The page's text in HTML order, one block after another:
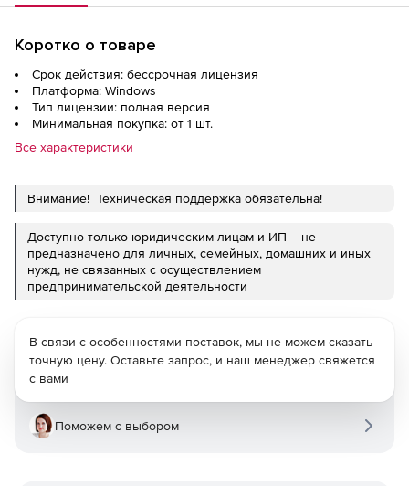
Коротко о товаре
Срок действия: бессрочная лицензия
Платформа: Windows
Тип лицензии: полная версия
Минимальная покупка: от 1 шт.
Все характеристики
Внимание! Техническая поддержка обязательна!
Доступно только юридическим лицам и ИП – не
предназначено для личных, семейных, домашних и иных
нужд, не связанных с осуществлением
предпринимательской деятельности
В связи с особенностями поставок, мы не можем сказать
точную цену. Оставьте запрос, и наш менеджер свяжется
с вами
Поможем с выбором